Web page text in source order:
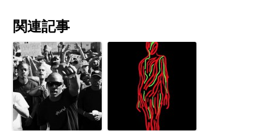
関連記事